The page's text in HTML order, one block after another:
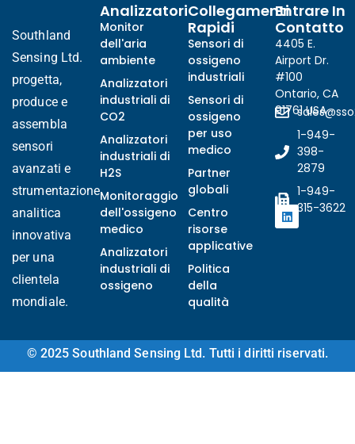
Southland
Sensing Ltd.
progetta,
produce e
assembla
sensori
avanzati e
strumentazione
analitica
innovativa
per una
clientela
mondiale.
Analizzatori
Monitor
dell'aria
ambiente
Analizzatori
industriali di
CO2
Analizzatori
industriali di
H2S
Monitoraggio
dell'ossigeno
medico
Analizzatori
industriali di
ossigeno
Collegamenti
Rapidi
Sensori di
ossigeno
industriali
Sensori di
ossigeno
per uso
medico
Partner
globali
Centro
risorse
applicative
Politica
della
qualità
Entrare In
Contatto
4405 E.
Airport Dr.
#100
Ontario, CA
91761 USA
1-949-
398-
2879
1-949-
315-3622
© 2025 Southland Sensing Ltd. Tutti i diritti riservati.
French
Ukrainian